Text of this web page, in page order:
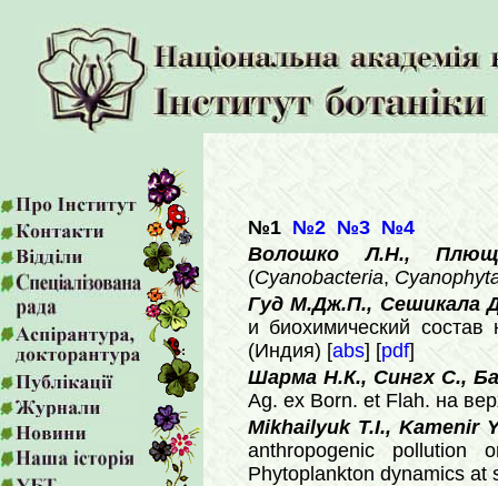
№1 №2 №3 №4
Волошко Л.Н.,
(Cyanobacteria,
Гуд М.Дж.П., Сешикала
и биохимический
(Индия) [abs] [pdf]
Шарма Н.К., Сингх С.,
Ag. ex Born. et Flah. на
Mikhailyuk T.I., Kamenir
anthropogenic pollution
Phytoplankton dynamics at